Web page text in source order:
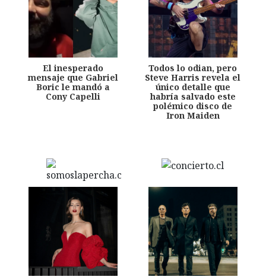
El inesperado
mensaje que Gabriel
Boric le mandó a
Cony Capelli
Todos lo odian, pero
Steve Harris revela el
único detalle que
habría salvado este
polémico disco de
Iron Maiden